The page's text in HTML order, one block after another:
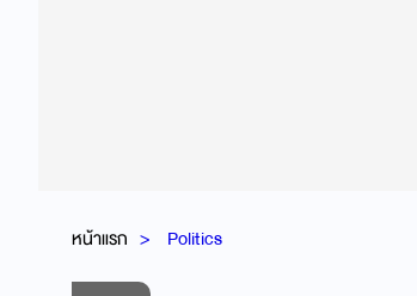
หน้าแรก Politics